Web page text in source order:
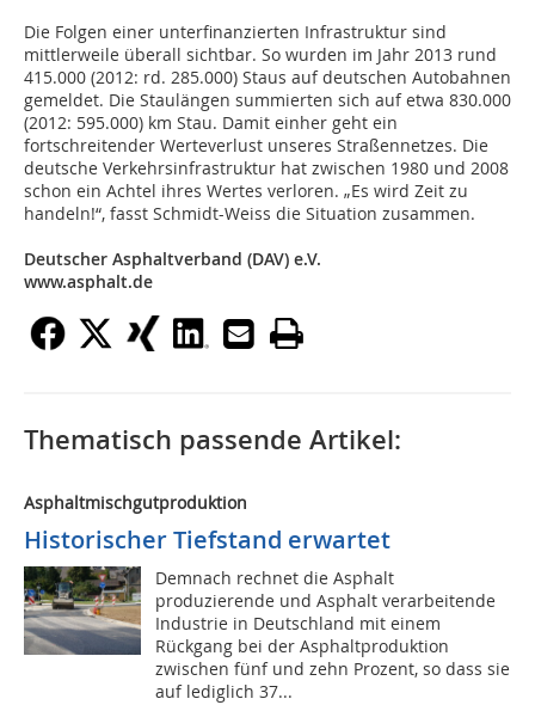
Die Folgen einer unterfinanzierten Infrastruktur sind
mittlerweile überall sichtbar. So wurden im Jahr 2013 rund
415.000 (2012: rd. 285.000) Staus auf deutschen Autobahnen
gemeldet. Die Staulängen summierten sich auf etwa 830.000
(2012: 595.000) km Stau. Damit einher geht ein
fortschreitender Werteverlust unseres Straßennetzes. Die
deutsche Verkehrsinfrastruktur hat zwischen 1980 und 2008
schon ein Achtel ihres Wertes verloren. „Es wird Zeit zu
handeln!“, fasst Schmidt-Weiss die Situation zusammen.
Deutscher Asphaltverband (DAV) e.V.
www.asphalt.de
Thematisch passende Artikel:
Asphaltmischgutproduktion
Historischer Tiefstand erwartet
Demnach rechnet die Asphalt
produzierende und Asphalt verarbeitende
Industrie in Deutschland mit einem
Rückgang bei der Asphaltproduktion
zwischen fünf und zehn Prozent, so dass sie
auf lediglich 37...